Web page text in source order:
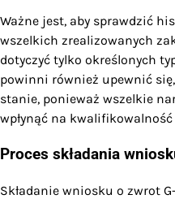
Ważne jest, aby sprawdzić
wszelkich zrealizowanych
dotyczyć tylko określonych
powinni również upewnić
stanie, ponieważ wszelkie
wpłynąć na
Proces składania
Składanie wniosku o zwrot